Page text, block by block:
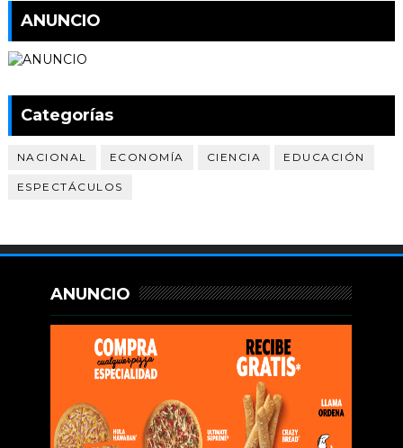
ANUNCIO
Categorías
NACIONAL ECONOMÍA CIENCIA EDUCACIÓN
ESPECTÁCULOS
ANUNCIO